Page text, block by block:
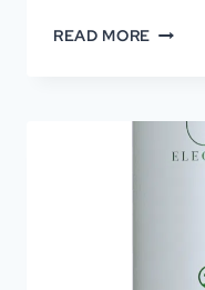
READ MORE